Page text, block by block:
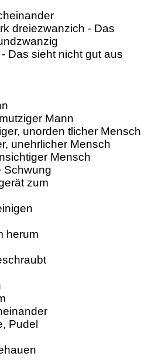
dreiezwanzich - Das
Das sieht nicht gut aus
Mann
unorden tlicher Mensch
unehrlicher Mensch
Mensch
Schwung
zum
herum
Pudel